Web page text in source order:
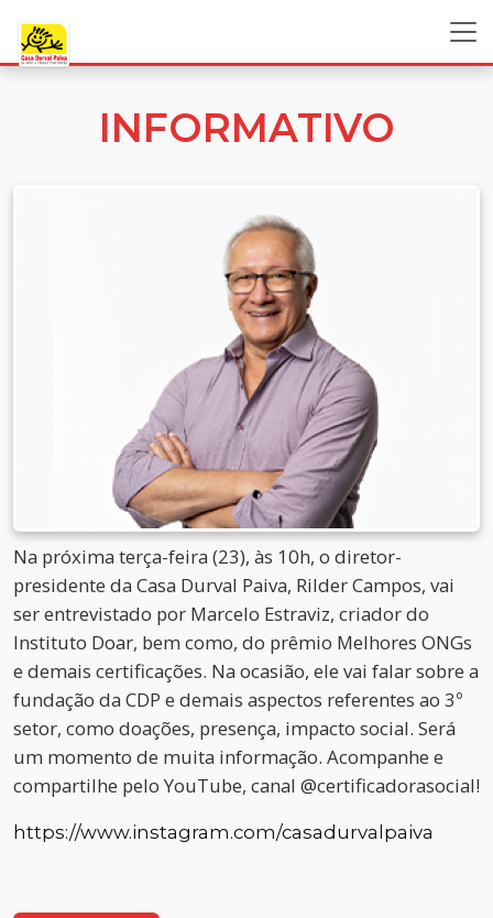
INFORMATIVO
Na próxima terça-feira (23), às 10h, o diretor-
presidente da Casa Durval Paiva, Rilder Campos, vai
ser entrevistado por Marcelo Estraviz, criador do
Instituto Doar, bem como, do prêmio Melhores ONGs
e demais certificações. Na ocasião, ele vai falar sobre a
fundação da CDP e demais aspectos referentes ao 3º
setor, como doações, presença, impacto social. Será
um momento de muita informação. Acompanhe e
compartilhe pelo YouTube, canal @certificadorasocial!
https://www.instagram.com/casadurvalpaiva